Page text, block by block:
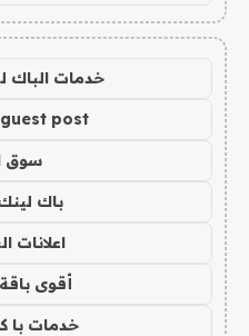
خدمات الباك
guest post مقال ضيف
سوق
باك لينك
اعلانات
أقوى
خدمات با